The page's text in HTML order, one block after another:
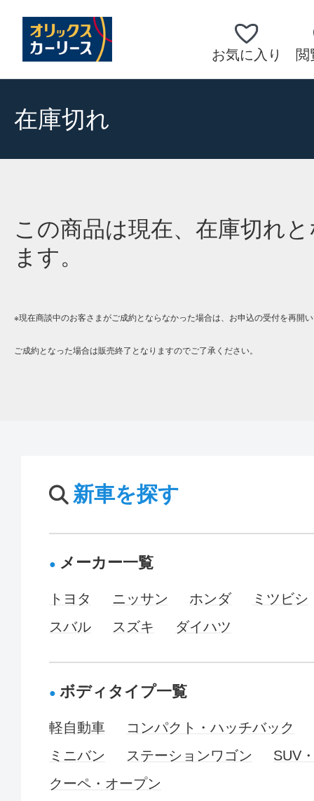
お気に入り 閲
在庫切れ
この商品は現在、在庫切れ
ます。
※現在商談中のお客さまがご成約とならなかった場合は、お申込の受付を再開
ご成約となった場合は販売終了となりますのでご了承ください。
新車を探す
メーカー一覧
トヨタ ニッサン ホンダ
ミツビシ
スバル
スズキ ダイハツ
ボディタイプ一覧
軽自動車
コンパクト・ハッチバック
ミニバン
ステーションワゴン
SUV
クーペ・オープン